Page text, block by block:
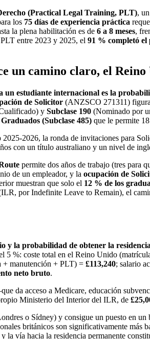
(Practical Legal Training, PLT),
los 75 días de experiencia práctica
la plena habilitación es de 6 a 8 meses,
entre 2023 y 2025, el 91 % completó el
un camino claro, el Reino
estudiante internacional es la
de Solicitor (ANZSCO 271311)
y Subclase 190 (Nominado por
(Subclase 485) que le permite
2026, la ronda de invitaciones para
con un título australiano y un nivel de
permite dos años de trabajo (tres para
de un empleador, y la ocupación de
muestran que solo el 12 % de los
por Indefinite Leave to Remain), el
y la probabilidad de obtener la
5 %: coste total en el Reino Unido
+ manutención + PLT) = £113,240; salario
neto bruto.
da acceso a Medicare, educación
Ministerio del Interior del ILR, de
o Sídney) y consigue un puesto en
británicos son significativamente
vía hacia la residencia permanente